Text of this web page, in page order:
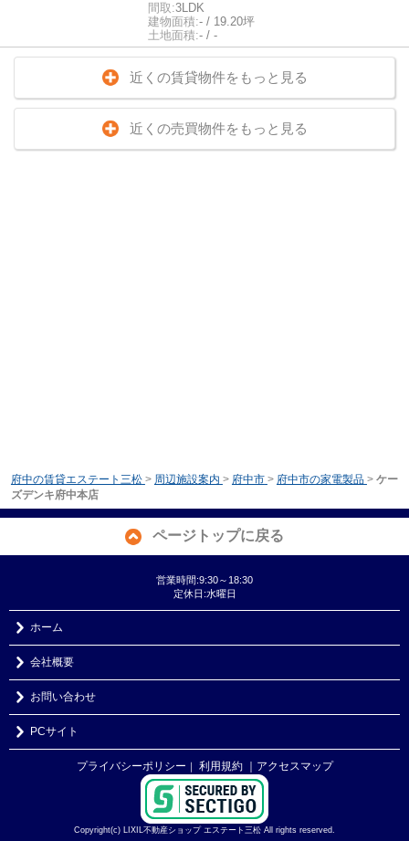
間取:3LDK
建物面積:- / 19.20坪
土地面積:- / -
近くの賃貸物件をもっと見る
近くの売買物件をもっと見る
府中の賃貸エステート三松 > 周辺施設案内 > 府中市 > 府中市の家電製品 > ケー
ズデンキ府中本店
ページトップに戻る
営業時間:9:30～18:30
定休日:水曜日
ホーム
会社概要
お問い合わせ
PCサイト
プライバシーポリシー ｜ 利用規約 ｜アクセスマップ
Copyright(c) LIXIL不動産ショップ エステート三松 All rights reserved.